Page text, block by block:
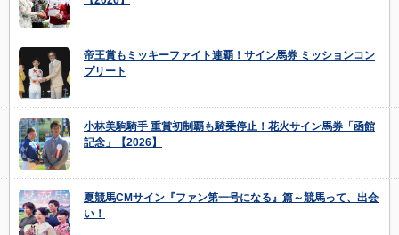
帝王賞もミッキーファイト連覇！サイン馬券 ミッションコン
プリート
小林美駒騎手 重賞初制覇も騎乗停止！花火サイン馬券「函館
記念」【2026】
夏競馬CMサイン『ファン第一号になる』篇～競馬って、出会
い！